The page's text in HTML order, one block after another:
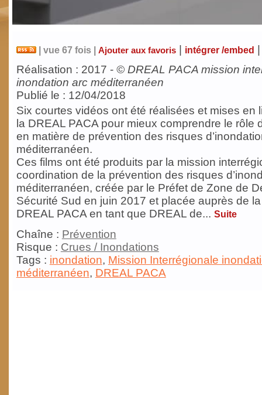
| vue 67 fois | Ajouter aux favoris| intégrer /embed |
Réalisation : 2017 - © DREAL PACA mission
inondation arc méditerranéen
Publié le : 12/04/2018
Six courtes vidéos ont été réalisées et mises en
la DREAL PACA pour mieux comprendre le rôle
en matière de prévention des risques
méditerranéen.
Ces films ont été produits par la mission
coordination de la prévention des risques
méditerranéen, créée par le Préfet de Zone de
Sécurité Sud en juin 2017 et placée auprès de
DREAL PACA en tant que DREAL de... Suite
Chaîne : Prévention
Risque : Crues / Inondations
Tags : inondation, Mission Interrégionale
méditerranéen, DREAL PACA